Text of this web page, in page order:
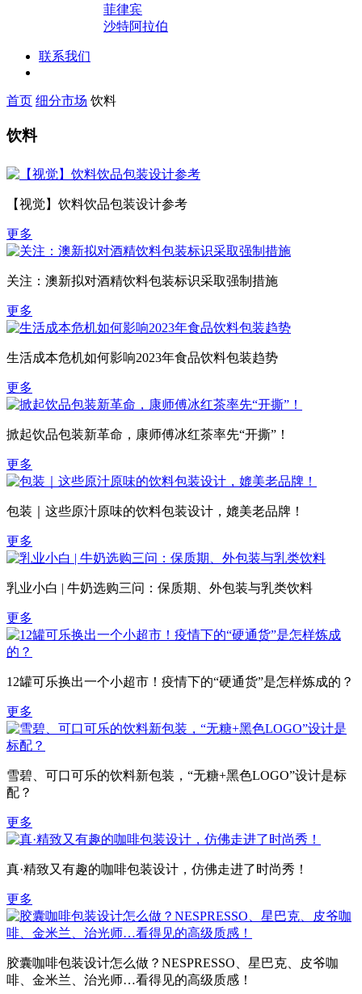
菲律宾
沙特阿拉伯
联系我们
首页 细分市场 饮料
饮料
【视觉】饮料饮品包装设计参考
更多
关注：澳新拟对酒精饮料包装标识采取强制措施
更多
生活成本危机如何影响2023年食品饮料包装趋势
更多
掀起饮品包装新革命，康师傅冰红茶率先“开撕”！
更多
包装｜这些原汁原味的饮料包装设计，媲美老品牌！
更多
乳业小白 | 牛奶选购三问：保质期、外包装与乳类饮料
更多
12罐可乐换出一个小超市！疫情下的“硬通货”是怎样炼成的？
更多
雪碧、可口可乐的饮料新包装，“无糖+黑色LOGO”设计是标
配？
更多
真·精致又有趣的咖啡包装设计，仿佛走进了时尚秀！
更多
胶囊咖啡包装设计怎么做？NESPRESSO、星巴克、皮爷咖
啡、金米兰、治光师…看得见的高级质感！